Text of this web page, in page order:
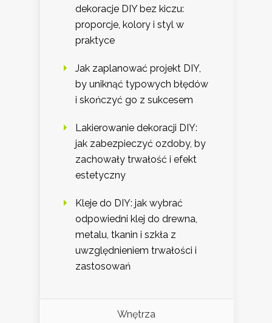
dekoracje DIY bez kiczu:
proporcje, kolory i styl w
praktyce
Jak zaplanować projekt DIY,
by uniknąć typowych błędów
i skończyć go z sukcesem
Lakierowanie dekoracji DIY:
jak zabezpieczyć ozdoby, by
zachowały trwałość i efekt
estetyczny
Kleje do DIY: jak wybrać
odpowiedni klej do drewna,
metalu, tkanin i szkła z
uwzględnieniem trwałości i
zastosowań
Wnętrza